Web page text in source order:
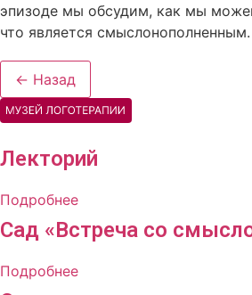
эпизоде ​​мы обсудим, как мы
что является смыслонополненным.
← Назад
Лекторий
Подробнее
Сад «Встреча со
Подробнее